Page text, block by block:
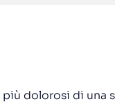
dolorosi di una